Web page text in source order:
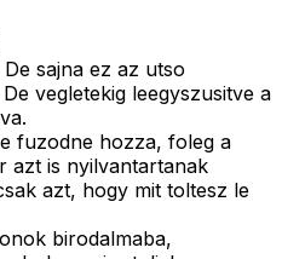
sajna ez az utso
vegletekig leegyszusitve a
fuzodne hozza, foleg a
azt is nyilvantartanak
azt, hogy mit toltesz le
birodalmaba,